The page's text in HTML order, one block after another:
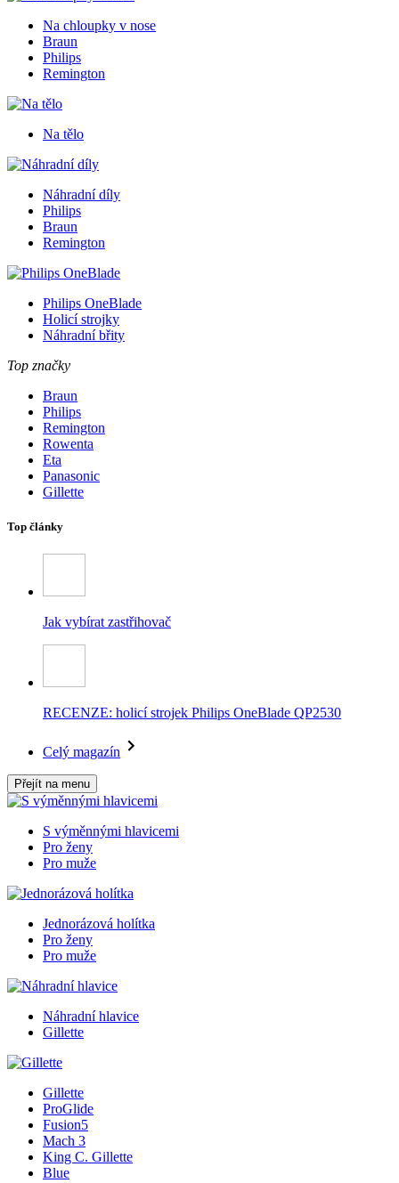
Na chloupky v nose
Braun
Philips
Remington
Na tělo
Náhradní díly
Philips
Braun
Remington
Philips OneBlade
Holicí strojky
Náhradní břity
Top značky
Braun
Philips
Remington
Rowenta
Eta
Panasonic
Gillette
Top články
Jak vybírat zastřihovač
RECENZE: holicí strojek Philips OneBlade QP2530
Celý magazín
Přejít na menu
S výměnnými hlavicemi
Pro ženy
Pro muže
Jednorázová holítka
Pro ženy
Pro muže
Náhradní hlavice
Gillette
Gillette
ProGlide
Fusion5
Mach 3
King C. Gillette
Blue